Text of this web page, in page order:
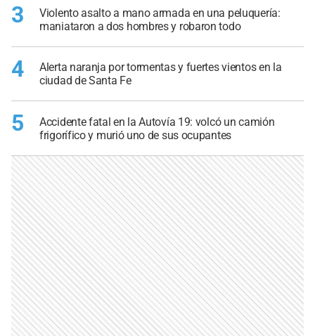
3
Violento asalto a mano armada en una peluquería:
maniataron a dos hombres y robaron todo
4
Alerta naranja por tormentas y fuertes vientos en la
ciudad de Santa Fe
5
Accidente fatal en la Autovía 19: volcó un camión
frigorífico y murió uno de sus ocupantes